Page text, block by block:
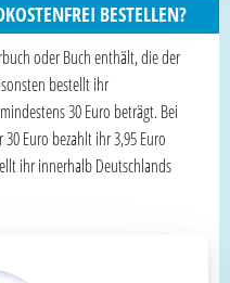
BESTELLEN?
oder Buch enthält, die der
bestellt ihr
30 Euro beträgt. Bei
Euro bezahlt ihr 3,95 Euro
ihr innerhalb Deutschlands